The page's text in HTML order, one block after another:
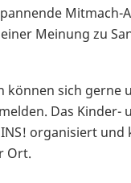
Mitmach-
Meinung zu
können sich gerne
melden. Das Kinder-
organisiert
Ort.